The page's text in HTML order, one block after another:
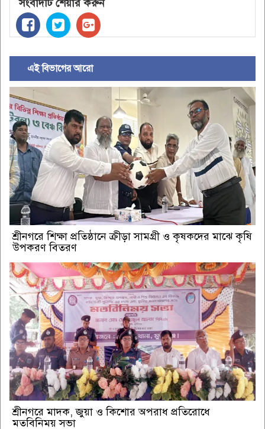
সংবাদটি শেয়ার করুন
এই বিভাগের আরো
শ্রীনগরে শিক্ষা প্রতিষ্ঠানে ক্রীড়া সামগ্রী ও কৃষকদের মাঝে কৃষি
উপকরণ বিতরণ
শ্রীনগরে মাদক, জুয়া ও কিশোর অপরাধ প্রতিরোধে
মতবিনিময় সভা